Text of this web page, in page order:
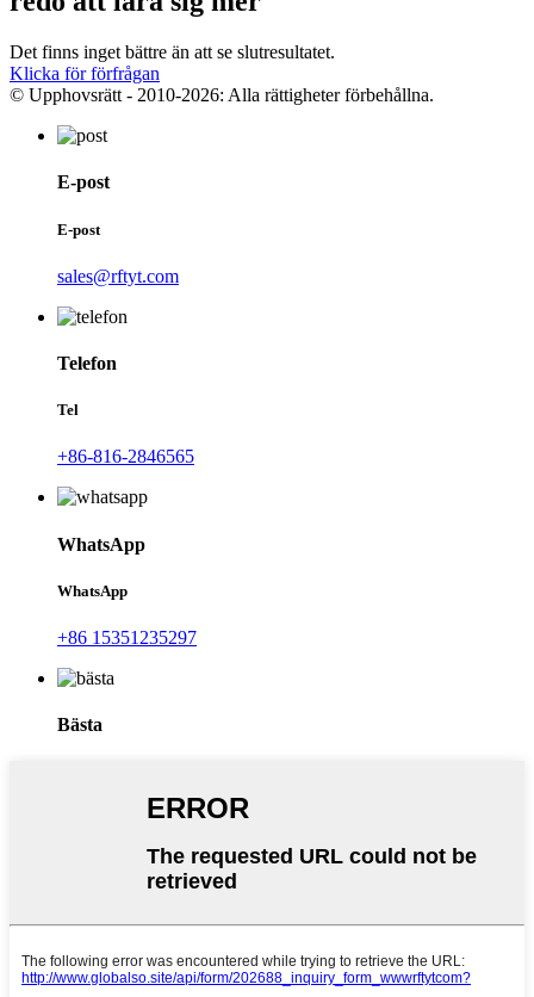
Det finns inget bättre än att se slutresultatet.
Klicka för förfrågan
© Upphovsrätt - 2010-2026: Alla rättigheter förbehållna.
E-post
E-post
sales@rftyt.com
Telefon
Tel
+86-816-2846565
WhatsApp
WhatsApp
+86 15351235297
Bästa